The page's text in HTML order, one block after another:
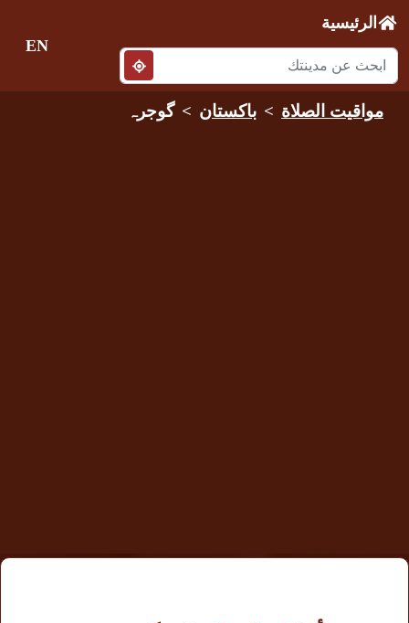
الرئيسية
EN
مواقيت الصلاة باكستان گوجرہ